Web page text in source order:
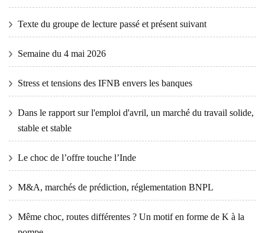
Texte du groupe de lecture passé et présent suivant
Semaine du 4 mai 2026
Stress et tensions des IFNB envers les banques
Dans le rapport sur l'emploi d'avril, un marché du travail solide,
stable et stable
Le choc de l’offre touche l’Inde
M&A, marchés de prédiction, réglementation BNPL
Même choc, routes différentes ? Un motif en forme de K à la